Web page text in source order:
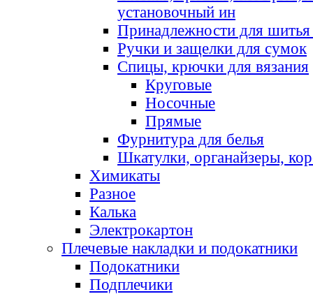
установочный ин
Принадлежности для шитья
Ручки и защелки для сумок
Спицы, крючки для вязания
Круговые
Носочные
Прямые
Фурнитура для белья
Шкатулки, органайзеры,
Химикаты
Разное
Калька
Электрокартон
Плечевые накладки и подокатники
Подокатники
Подплечики